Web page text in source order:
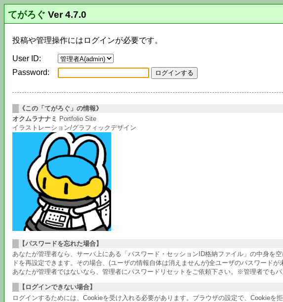
てがろぐ Ver 4.7.0
投稿や管理操作にはログインが必要です。
User ID:
Password:
《この「てがろぐ」の情報》
オクムラナナミ Portfolio Site
イラストレーション/グラフィックデザイン
【パスワードを忘れた場合】
あなたが管理者なら、サーバ上にある「パスワード・セッションID格納ファイル」の中身を
ドを再設定できます。その場合、(ユーザの情報自体は消えませんが)全ユーザのパスワード
あなたが管理者ではないなら、管理者にパスワードリセットをご依頼下さい。※管理者でも
【ログインできない場合】
ログインするためには、Cookieを受け入れる必要があります。ブラウザの設定で、Cookie